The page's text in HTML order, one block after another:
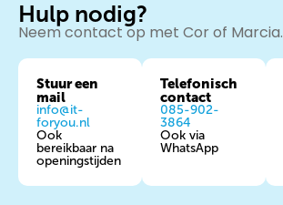
Hulp nodig?
Neem contact op met Cor of Marcia.
Stuur een
mail
info@it-
foryou.nl
Ook
bereikbaar na
openingstijden
Telefonisch
contact
085-902-
3864
Ook via
WhatsApp